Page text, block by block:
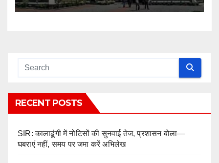
RECENT POSTS
SIR: कालाढूंगी में नोटिसों की सुनवाई तेज, प्रशासन बोला—
घबराएं नहीं, समय पर जमा करें अभिलेख